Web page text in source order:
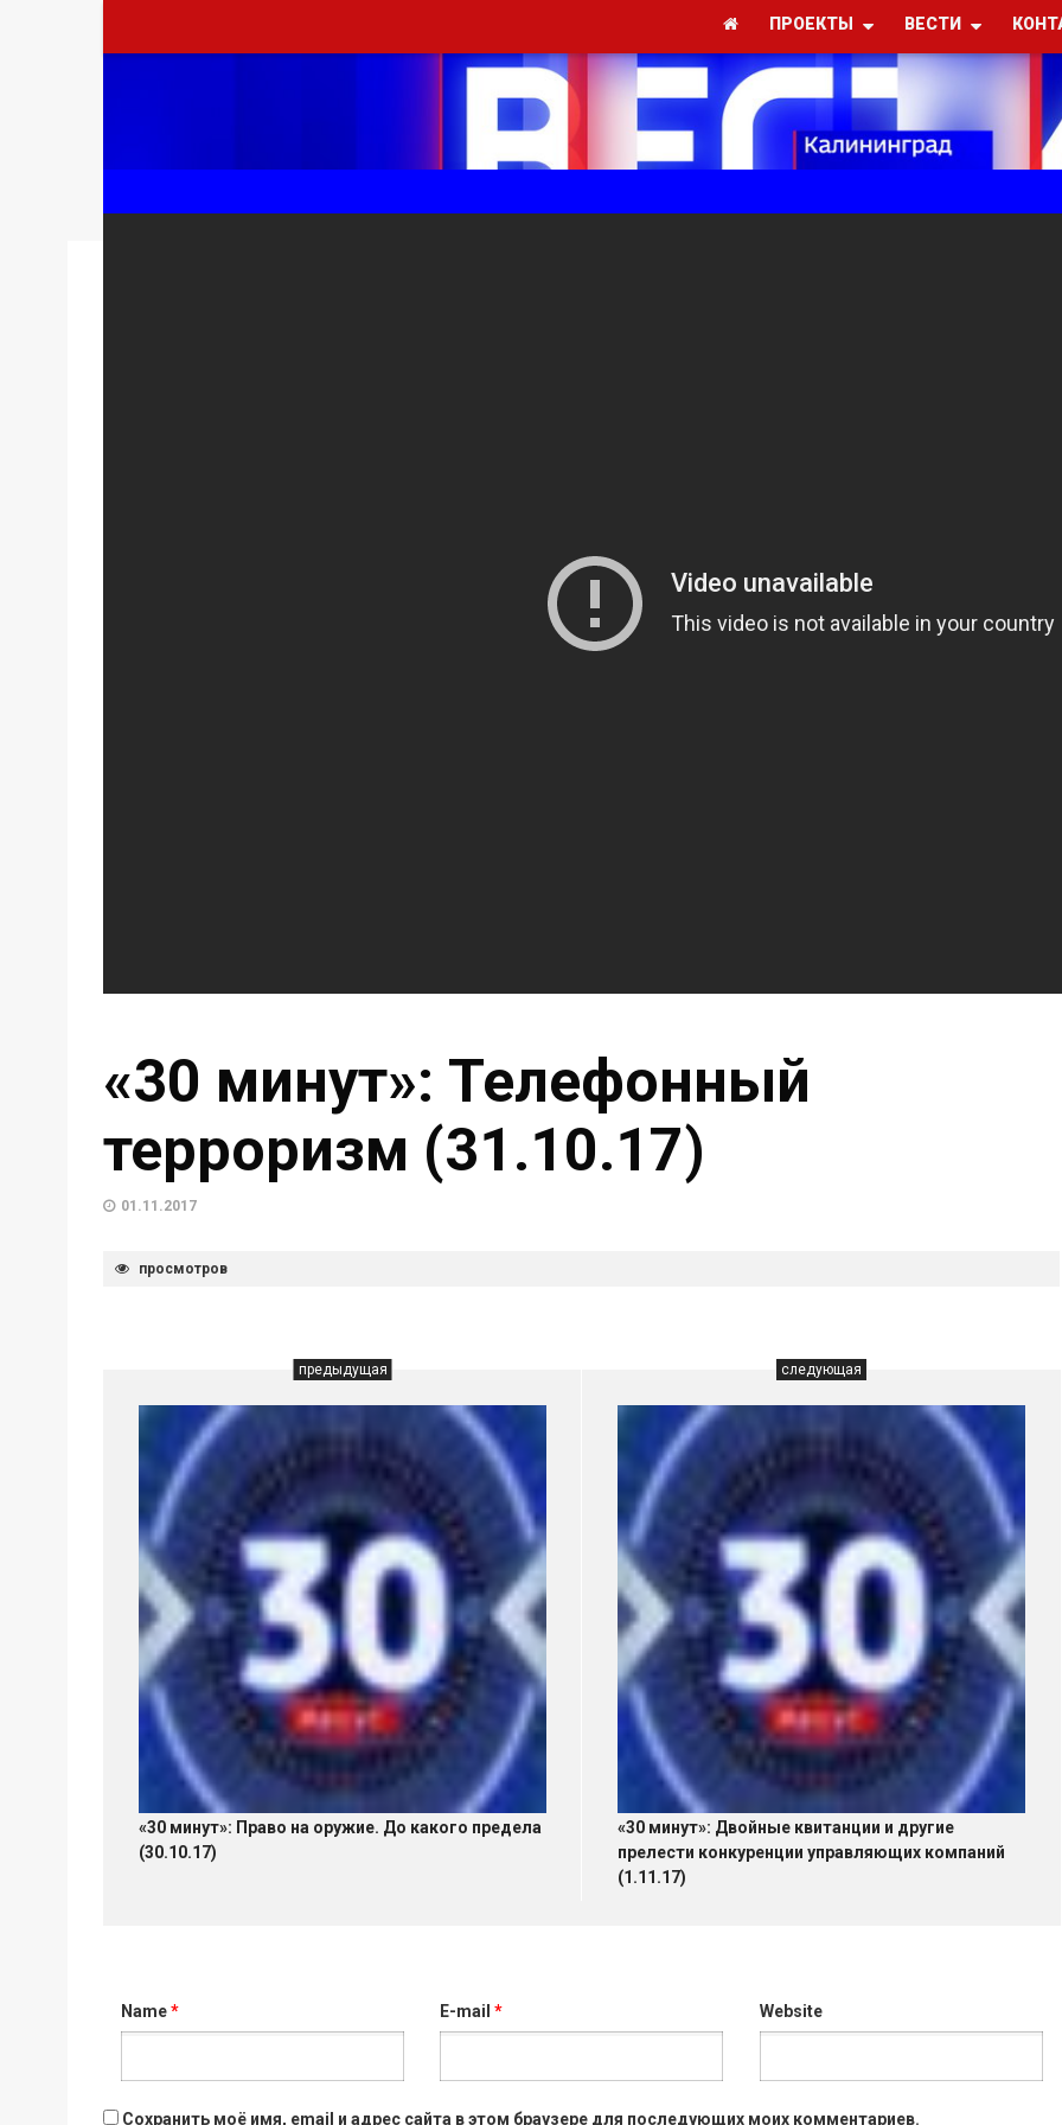
ПРОЕКТЫ ВЕСТИ
«30 минут»: Телефонный
терроризм (31.10.17)
01.11.2017
просмотров
предыдущая
«30 минут»: Право на оружие. До какого предела
(30.10.17)
следующая
«30 минут»: Двойные квитанции и другие
прелести конкуренции управляющих компаний
(1.11.17)
Name* E-mail* Website
Сохранить моё имя, email и адрес сайта в этом браузере для последующих моих комментариев.